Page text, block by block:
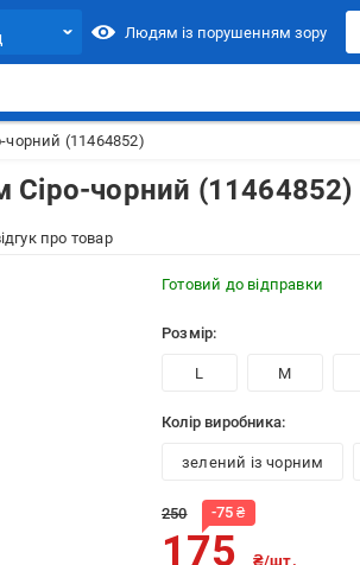
Людям із порушенням зору
чорний (11464852)
Сіро-чорний (11464852)
про товар
Готовий до відправки
Розмір:
L M
Колір виробника:
зелений із чорним
250 -75 ₴
175 ₴/шт.